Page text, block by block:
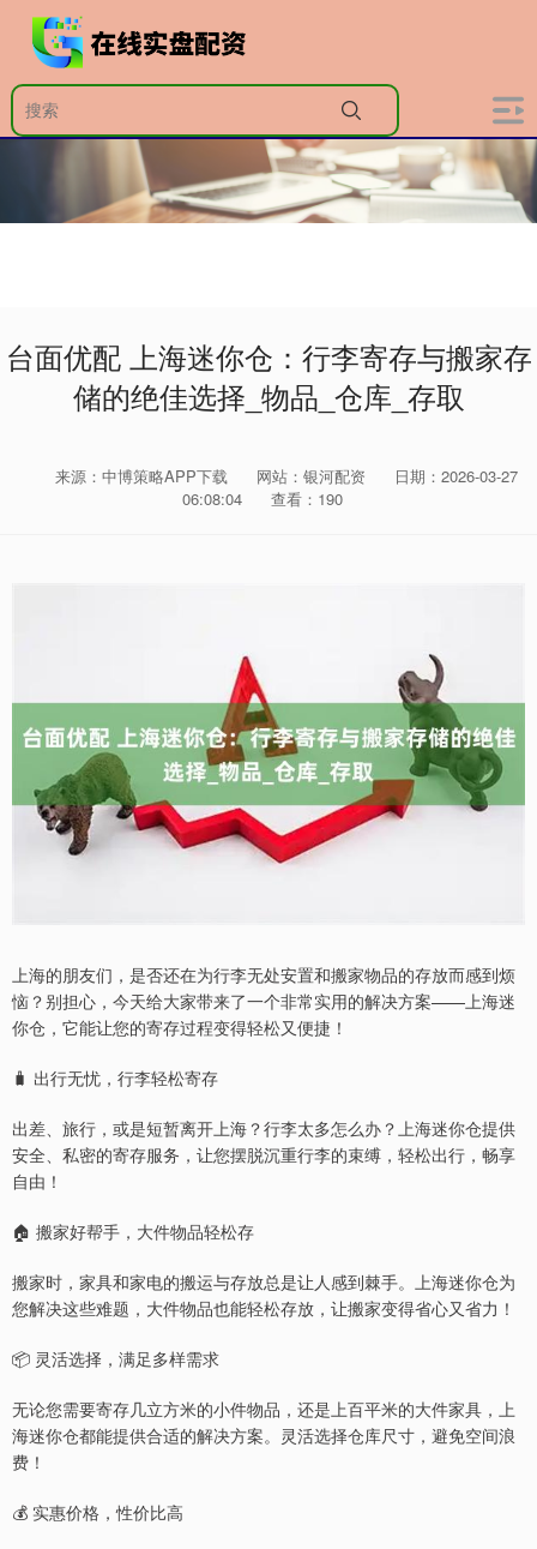
台面优配 上海迷你仓：行李寄存与搬家存
储的绝佳选择_物品_仓库_存取
来源：中博策略APP下载 网站：银河配资
日期：2026-03-27
06:08:04
查看：190
上海的朋友们，是否还在为行李无处安置和搬家物品的存放而感到烦
恼？别担心，今天给大家带来了一个非常实用的解决方案——上海迷
你仓，它能让您的寄存过程变得轻松又便捷！
🧳 出行无忧，行李轻松寄存
出差、旅行，或是短暂离开上海？行李太多怎么办？上海迷你仓提供
安全、私密的寄存服务，让您摆脱沉重行李的束缚，轻松出行，畅享
自由！
🏠 搬家好帮手，大件物品轻松存
搬家时，家具和家电的搬运与存放总是让人感到棘手。上海迷你仓为
您解决这些难题，大件物品也能轻松存放，让搬家变得省心又省力！
📦 灵活选择，满足多样需求
无论您需要寄存几立方米的小件物品，还是上百平米的大件家具，上
海迷你仓都能提供合适的解决方案。灵活选择仓库尺寸，避免空间浪
费！
💰 实惠价格，性价比高